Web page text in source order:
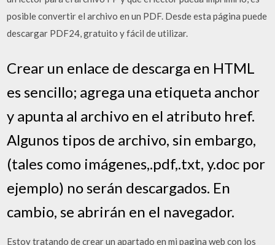
posible convertir el archivo en un PDF. Desde esta página puede
descargar PDF24, gratuito y fácil de utilizar.
Crear un enlace de descarga en HTML
es sencillo; agrega una etiqueta anchor
y apunta al archivo en el atributo href.
Algunos tipos de archivo, sin embargo,
(tales como imágenes,.pdf,.txt, y.doc por
ejemplo) no serán descargados. En
cambio, se abrirán en el navegador.
Estoy tratando de crear un apartado en mi pagina web con los